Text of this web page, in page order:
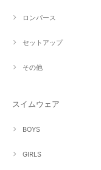
ロンパース
セットアップ
その他
スイムウェア
BOYS
GIRLS